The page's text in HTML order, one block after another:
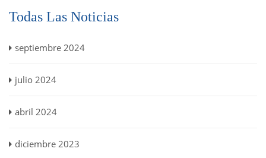
Todas Las Noticias
septiembre 2024
julio 2024
abril 2024
diciembre 2023